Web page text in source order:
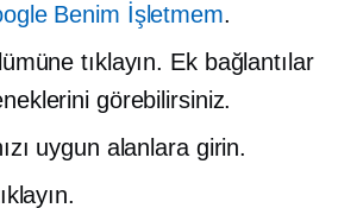
Benim İşletmem.
tıklayın. Ek bağlantılar
görebilirsiniz.
uygun alanlara girin.